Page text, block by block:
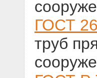
ГОСТ
труб